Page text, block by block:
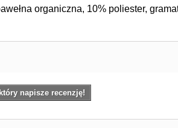
organiczna, 10% poliester,
napisze recenzję!